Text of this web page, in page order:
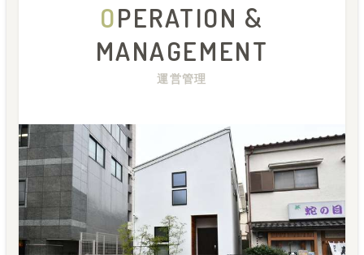
OPERATION &
MANAGEMENT
運営管理